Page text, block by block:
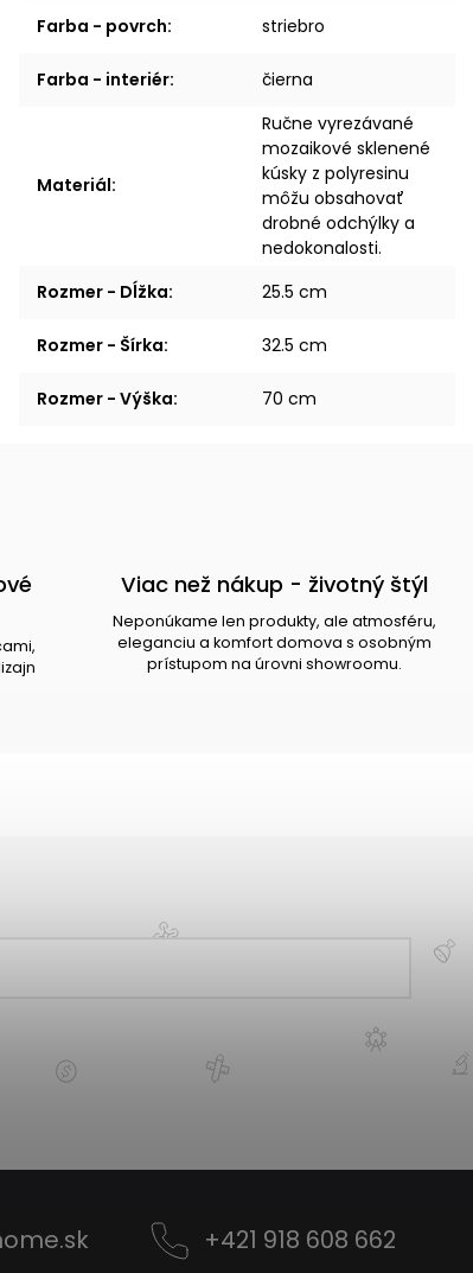
Farba - povrch: striebro
Farba - interiér: čierna
Materiál:
Ručne vyrezávané
mozaikové sklenené
kúsky z polyresinu
môžu obsahovať
drobné odchýlky a
nedokonalosti.
Rozmer - Dĺžka: 25.5 cm
Rozmer - Šírka: 32.5 cm
Rozmer - Výška: 70 cm
Viac než nákup - životný štýl
Neponúkame len produkty, ale atmosféru,
eleganciu a komfort domova s osobným
prístupom na úrovni showroomu.
+421 918 608 662